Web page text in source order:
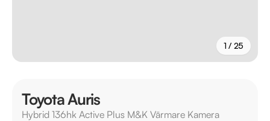
1 / 25
Toyota Auris
Hybrid 136hk Active Plus M&K Värmare Kamera